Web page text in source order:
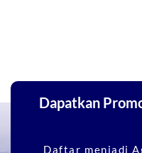
Dapatkan
Daftar menjadi